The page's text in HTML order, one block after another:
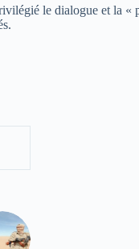
le dialogue et la